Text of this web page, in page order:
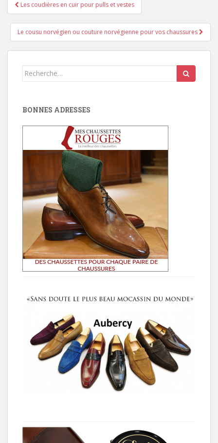
d'article
Les coudières en cuir pour pulls et vestes
Le cousu norvégien ou couture norvégienne pour vos chaussures
Search
BONNES ADRESSES